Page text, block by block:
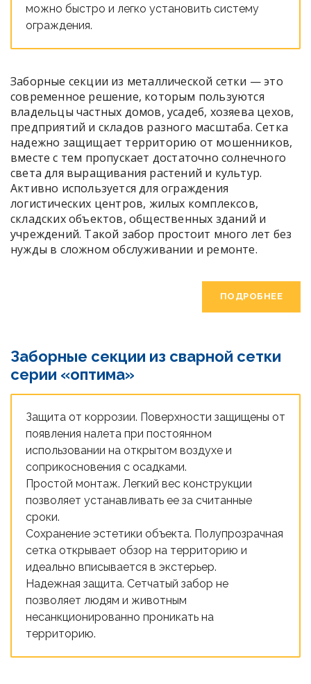
можно быстро и легко установить систему
ограждения.
Заборные секции из металлической сетки — это
современное решение, которым пользуются
владельцы частных домов, усадеб, хозяева цехов,
предприятий и складов разного масштаба. Сетка
надежно защищает территорию от мошенников,
вместе с тем пропускает достаточно солнечного
света для выращивания растений и культур.
Активно используется для ограждения
логистических центров, жилых комплексов,
складских объектов, общественных зданий и
учреждений. Такой забор простоит много лет без
нужды в сложном обслуживании и ремонте.
ПОДРОБНЕЕ
Заборные секции из сварной сетки
серии «оптима»
Защита от коррозии. Поверхности защищены от
появления налета при постоянном
использовании на открытом воздухе и
соприкосновения с осадками.
Простой монтаж. Легкий вес конструкции
позволяет устанавливать ее за считанные
сроки.
Сохранение эстетики объекта. Полупрозрачная
сетка открывает обзор на территорию и
идеально вписывается в экстерьер.
Надежная защита. Сетчатый забор не
позволяет людям и животным
несанкционированно проникать на
территорию.